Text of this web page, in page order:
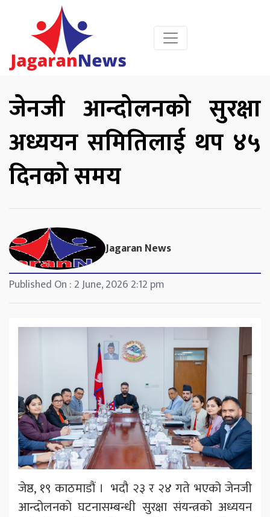
जेनजी आन्दोलनको सुरक्षा
अध्ययन समितिलाई थप ४५
दिनको समय
Jagaran News
Published On : 2 June, 2026 2:12 pm
जेष्ठ, १९ काठमाडौं । भदौ २३ र २४ गते भएको जेनजी
आन्दोलनको घटनासम्बन्धी सुरक्षा संयन्त्रको अध्ययन